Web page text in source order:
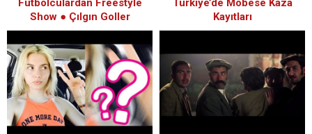
Futbolculardan Freestyle
Show ● Çılgın Goller
Türkiye’de Mobese Kaza
Kayıtları